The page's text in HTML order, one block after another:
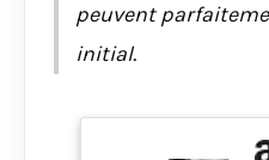
peuvent
initial.